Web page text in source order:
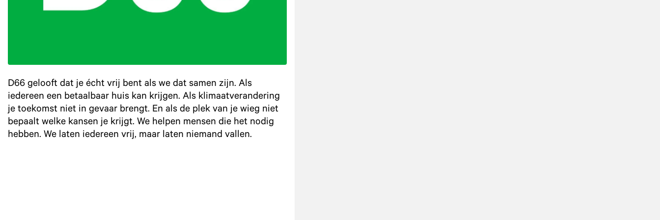
D66 gelooft dat je écht vrij bent als we dat samen zijn. Als
iedereen een betaalbaar huis kan krijgen. Als klimaatverandering
je toekomst niet in gevaar brengt. En als de plek van je wieg niet
bepaalt welke kansen je krijgt. We helpen mensen die het nodig
hebben. We laten iedereen vrij, maar laten niemand vallen.